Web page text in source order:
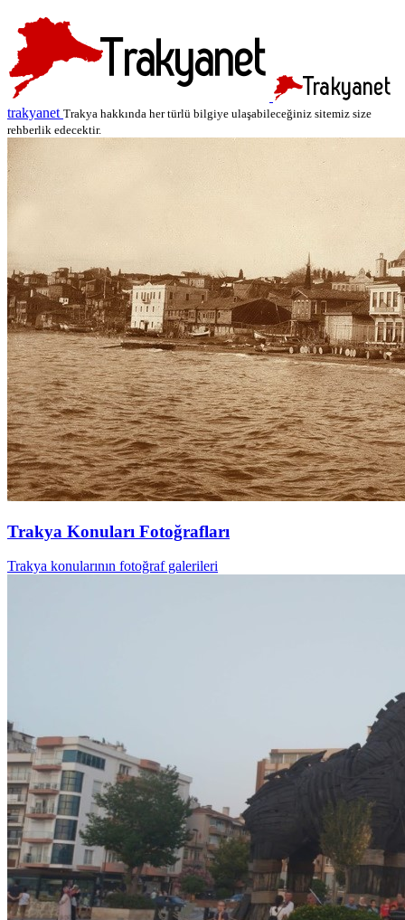
trakyanet Trakya hakkında her türlü bilgiye ulaşabileceğiniz sitemiz size
rehberlik edecektir.
Trakya Konuları Fotoğrafları
Trakya konularının fotoğraf galerileri